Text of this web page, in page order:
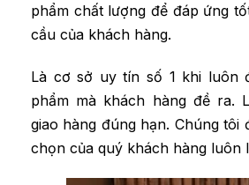
phẩm chất lượng để đáp ứng
cầu của khách hàng.
Là cơ sở uy tín số 1 khi luôn
phẩm mà khách hàng đề ra.
giao hàng đúng hạn. Chúng tôi
chọn của quý khách hàng luôn